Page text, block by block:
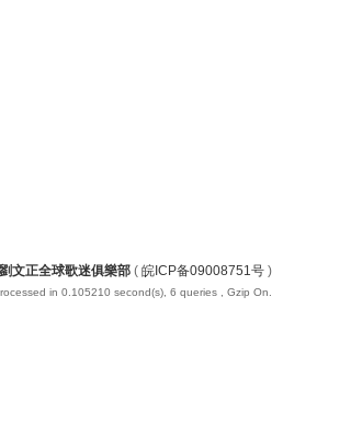
劉文正全球歌迷俱樂部 ( 皖ICP备09008751号 )
in 0.105210 second(s), 6 queries , Gzip On.